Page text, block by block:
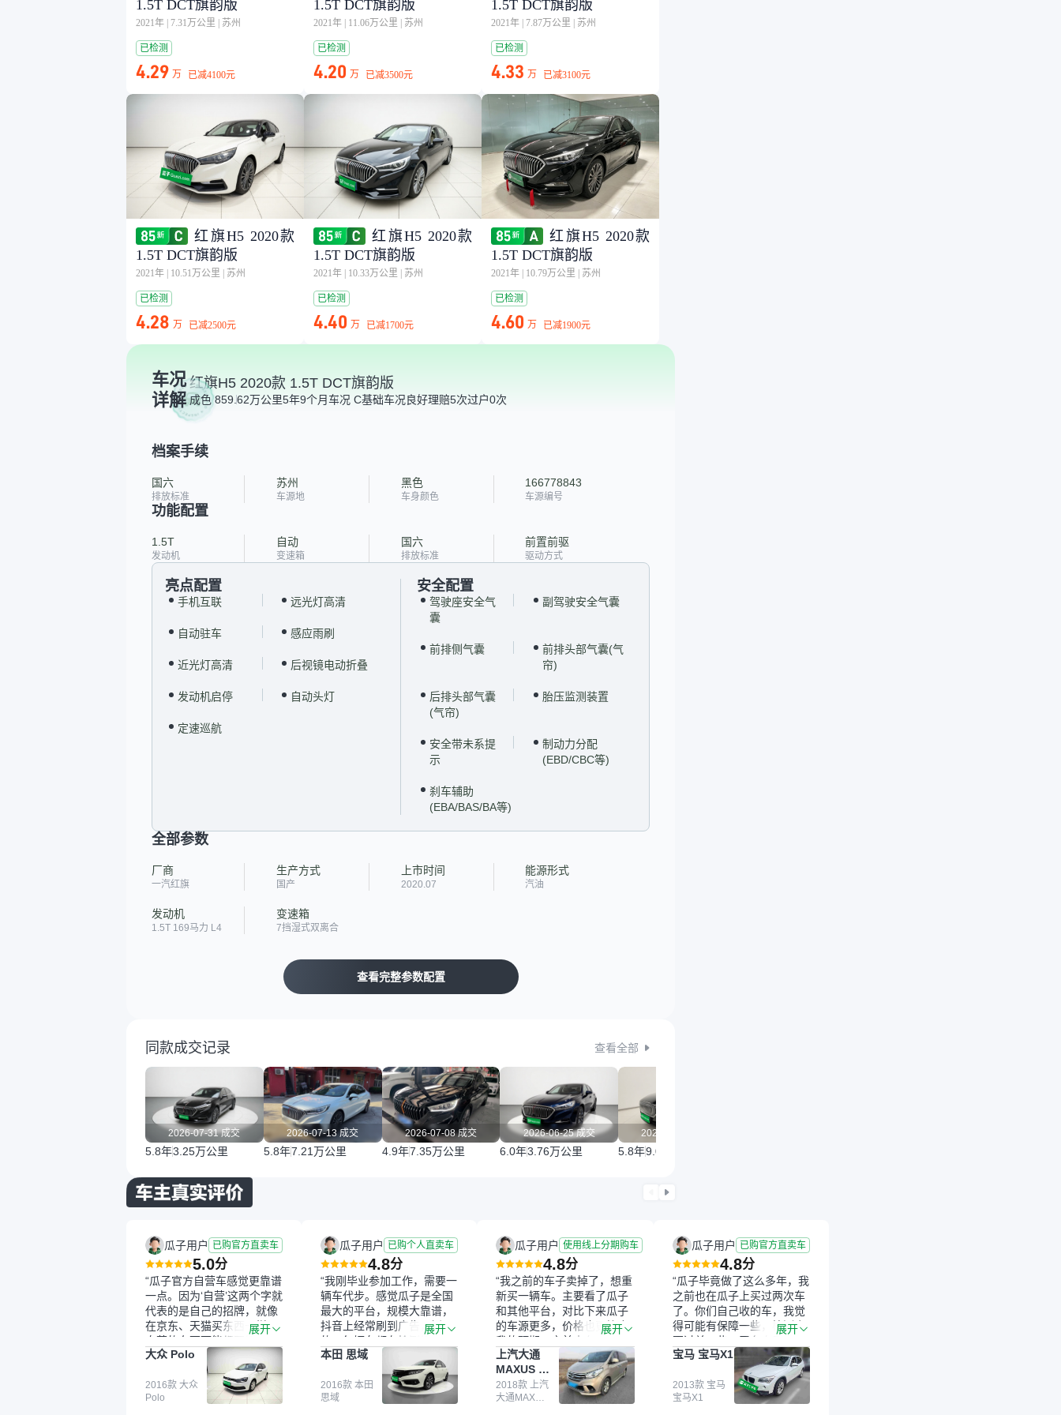
1.5T DCT旗韵版
2021年 7.31万公里 苏州
已检测
4.29 万 已减4100元
1.5T DCT旗韵版
2021年 11.06万公里 苏州
已检测
4.20 万 已减3500元
1.5T DCT旗韵版
2021年 7.87万公里 苏州
已检测
4.33 万 已减3100元
红旗H5 2020款
1.5T DCT旗韵版
2021年 10.51万公里 苏州
已检测
4.28 万 已减2500元
红旗H5 2020款
1.5T DCT旗韵版
2021年 10.33万公里 苏州
已检测
4.40 万 已减1700元
红旗H5 2020款
1.5T DCT旗韵版
2021年 10.79万公里 苏州
已检测
4.60 万 已减1900元
车况
详解
红旗H5 2020款 1.5T DCT旗韵版
成色 859.62万公里5年9个月车况 C基础车况良好理赔5次过户0次
档案手续
国六
排放标准
苏州
车源地
黑色
车身颜色
166778843
车源编号
功能配置
1.5T
发动机
自动
变速箱
国六
排放标准
前置前驱
驱动方式
亮点配置
手机互联 远光灯高清
自动驻车 感应雨刷
近光灯高清 后视镜电动折叠
发动机启停 自动头灯
定速巡航
安全配置
驾驶座安全气
囊
副驾驶安全气囊
前排侧气囊
前排头部气囊(气
帘)
后排头部气囊
(气帘)
胎压监测装置
安全带未系提
示
制动力分配
(EBD/CBC等)
刹车辅助
(EBA/BAS/BA等)
全部参数
厂商
一汽红旗
生产方式
国产
上市时间
2020.07
能源形式
汽油
发动机
1.5T 169马力 L4
变速箱
7挡湿式双离合
查看完整参数配置
同款成交记录 查看全部
2026-07-31 成交
5.8年3.25万公里
2026-07-13 成交
5.8年7.21万公里
2026-07-08 成交
4.9年7.35万公里
2026-06-25 成交
6.0年3.76万公里
2026-06-07 成交
5.8年9.04万公里
瓜子用户 已购官方直卖车
5.0分
“瓜子官方自营车感觉更靠谱
一点。因为‘自营’这两个字就
代表的是自己的招牌，就像
在京东、天猫买东西一样，
自营的东西可能都要好一
点。就是这种刻板印象吧。
一开始买二手车的时候，我
确实有担心过事故车、泡水
车这些问题。瓜子的检测报
展开
大众 Polo
2016款 大众
Polo
瓜子用户 已购个人直卖车
4.8分
“我刚毕业参加工作，需要一
辆车代步。感觉瓜子是全国
最大的平台，规模大靠谱，
抖音上经常刷到广告，挺火
的。每辆车都有检测报告，
这个让我很放心。去外面买
车全凭卖家一张嘴，不敢
买。我买了本田思域，白
色，过户次数少，公里数符
展开
本田 思域
2016款 本田
思域
瓜子用户 使用线上分期购车
4.8分
“我之前的车子卖掉了，想重
新买一辆车。主要看了瓜子
和其他平台，对比下来瓜子
的车源更多，价格也更符合
我的预期。之前卖车来过瓜
子，虽然价格没谈成，但
APP一直留着。瓜子毕竟是
大平台，整体印象还好。我
最终买了一台上汽大通，18
展开
上汽大通
MAXUS 大
通G10
2018款 上汽
大通MAXUS
瓜子用户 已购官方直卖车
4.8分
“瓜子毕竟做了这么多年，我
之前也在瓜子上买过两次车
了。你们自己收的车，我觉
得可能有保障一些，检测会
更过关一些。平台自己收上
来再卖的车，应该更可靠。
我买的是宝马X1，主要看中
它的价格和公里数比较合
适。另外，瓜子承诺无火
展开
宝马 宝马X1
2013款 宝马
宝马X1